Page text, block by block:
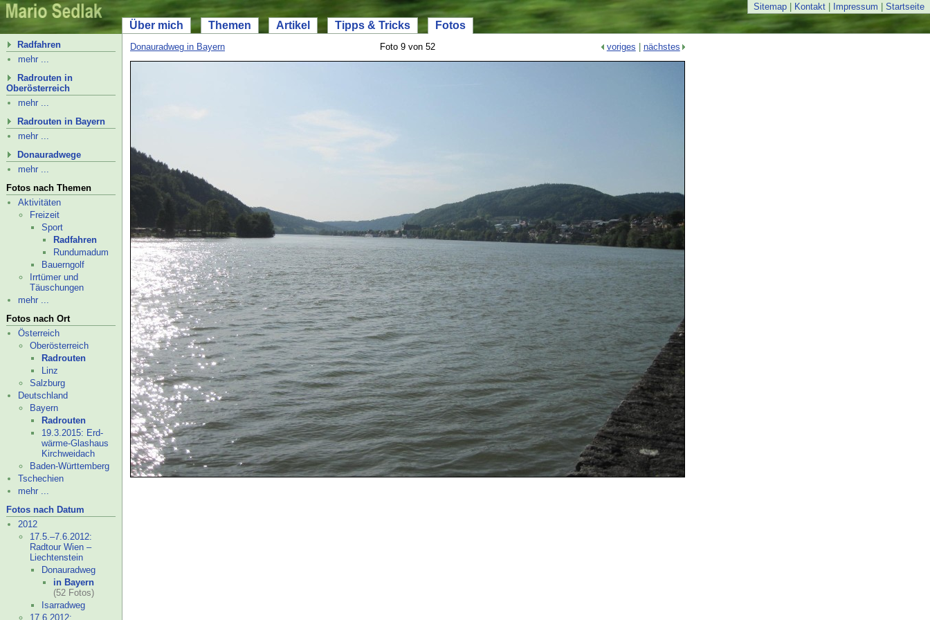
Sitemap Kontakt Impressum Startseite
Über mich Themen Artikel Tipps & Tricks Fotos
Radfahren
mehr ...
Radrouten in
Oberösterreich
mehr ...
Radrouten in Bayern
mehr ...
Donauradwege
mehr ...
Fotos nach Themen
Aktivitäten
Freizeit
Sport
Radfahren
Rund­uma­dum
Bauerngolf
Irrtümer und
Täuschungen
mehr ...
Fotos nach Ort
Österreich
Oberösterreich
Radrouten
Linz
Salzburg
Deutschland
Bayern
Radrouten
19.3.2015: Erd-
wärme-Glashaus
Kirchweidach
Baden-Württemberg
Tschechien
mehr ...
Fotos nach Datum
2012
17.5.–7.6.2012:
Radtour Wien –
Liechtenstein
Donauradweg
in Bayern
(52 Fotos)
Isarradweg
17.6.2012:
Donauradweg in Bayern Foto 9 von 52 voriges nächstes